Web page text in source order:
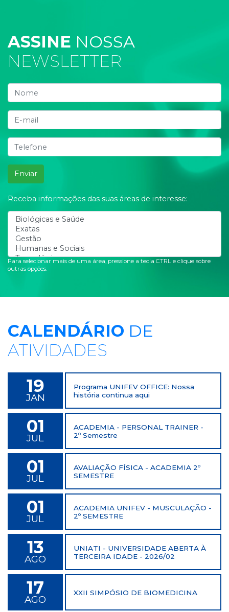
ASSINE NOSSA
NEWSLETTER
Enviar
Receba informações das suas áreas de interesse:
Para selecionar mais de uma área, pressione a tecla CTRL e clique sobre
outras opções.
CALENDÁRIO DE
ATIVIDADES
19
JAN
Programa UNIFEV OFFICE: Nossa
história continua aqui
01
JUL
ACADEMIA - PERSONAL TRAINER -
2º Semestre
01
JUL
AVALIAÇÃO FÍSICA - ACADEMIA 2º
SEMESTRE
01
JUL
ACADEMIA UNIFEV - MUSCULAÇÃO -
2º SEMESTRE
13
AGO
UNIATI - UNIVERSIDADE ABERTA À
TERCEIRA IDADE - 2026/02
17
AGO
XXII SIMPÓSIO DE BIOMEDICINA